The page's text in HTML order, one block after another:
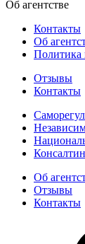
Об агентстве
Контакты
Об
Политика
Отзывы
Контакты
Об
Отзывы
Контакты